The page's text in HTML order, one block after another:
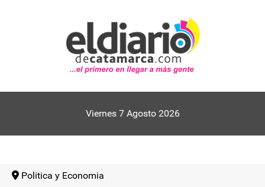
Viernes 7 Agosto 2026
Politica y Economia